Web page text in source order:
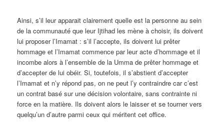
Ainsi, s’il leur apparait clairement quelle est la personne au sein
de la communauté que leur Ijtihad les mène à choisir, ils doivent
lui proposer l’Imamat : s’il l’accepte, ils doivent lui prêter
hommage et l’Imamat commence par leur acte d’hommage et il
incombe alors à l’ensemble de la Umma de prêter hommage et
d’accepter de lui obéir. Si, toutefois, il s’abstient d’accepter
l’Imamat et n’y répond pas, on ne peut l’y contraindre car c’est
un contrat basé sur une décision volontaire, sans contrainte ni
force en la matière. Ils doivent alors le laisser et se tourner vers
quelqu’un d’autre parmi ceux qui méritent cet office.